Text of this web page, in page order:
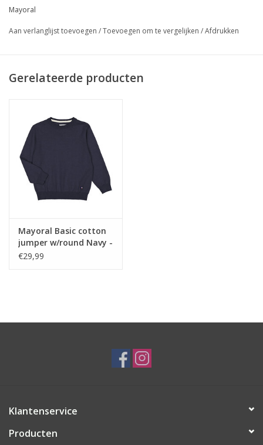
Mayoral
Aan verlanglijst toevoegen /Toevoegen om te vergelijken /Afdrukken
Gerelateerde producten
Mayoral Basic cotton
jumper w/round Navy -
nos
€29,99
Klantenservice
Producten